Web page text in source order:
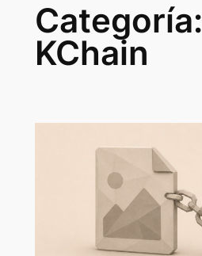
Categoría:
KChain